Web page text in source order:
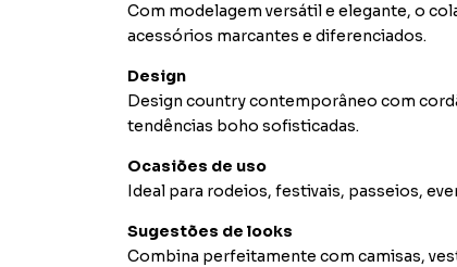
Com modelagem versátil e elegante, o
acessórios marcantes e diferenciados.
Design
Design country contemporâneo com
tendências boho sofisticadas.
Ocasiões de uso
Ideal para rodeios, festivais, passeios,
Sugestões de looks
Combina perfeitamente com camisas,